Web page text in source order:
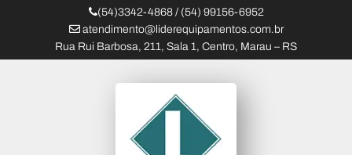
(54)3342-4868 / (54) 99156-6952
atendimento@liderequipamentos.com.br
Rua Rui Barbosa, 211, Sala 1, Centro, Marau – RS